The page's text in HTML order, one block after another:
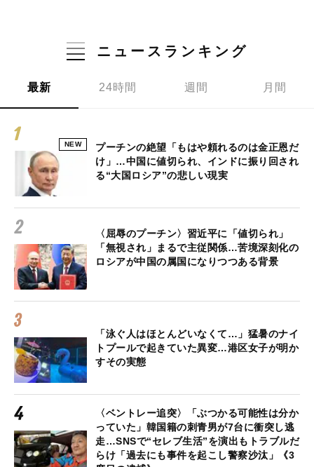
ニュースランキング
最新 24時間 週間 月間
NEW
プーチンの絶望「もはや頼れるのは金正恩だ
け」…中国に値切られ、インドに振り回され
る“大国ロシア”の悲しい現実
〈屈辱のプーチン〉習近平に「値切られ」
「無視され」まるで主従関係…苦境深刻化の
ロシアが中国の属国になりつつある背景
「泳ぐ人はほとんどいなくて…」猛暑のナイ
トプールで起きていた異変…港区女子が明か
すその実態
〈ベントレー追突〉「ぶつかる可能性は分か
っていた」韓国籍の刺青男が7台に衝突し逃
走…SNSで“セレブ生活”を演出もトラブルだ
らけ「過去にも事件を起こし警察沙汰」《3